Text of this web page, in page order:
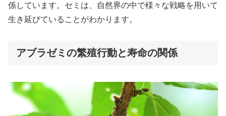
係しています。セミは、自然界の中で様々な戦略を用いて
生き延びていることがわかります。
アブラゼミの繁殖行動と寿命の関係